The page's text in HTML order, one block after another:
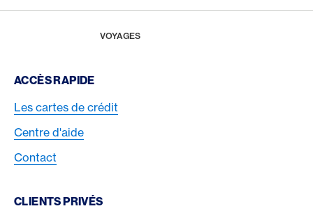
Footer
VOYAGES
Footer Navigation
ACCÈS RAPIDE
Les cartes de crédit
Centre d'aide
Contact
CLIENTS PRIVÉS